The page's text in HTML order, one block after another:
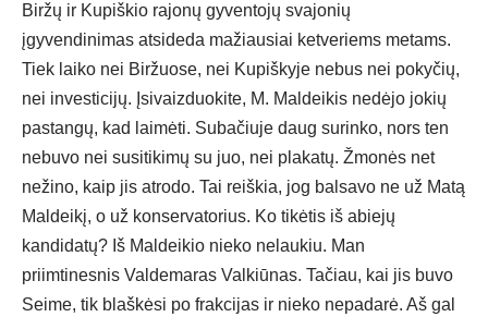
Biržų ir Kupiškio rajonų gyventojų svajonių
įgyvendinimas atsideda mažiausiai ketveriems metams.
Tiek laiko nei Biržuose, nei Kupiškyje nebus nei pokyčių,
nei investicijų. Įsivaizduokite, M. Maldeikis nedėjo jokių
pastangų, kad laimėti. Subačiuje daug surinko, nors ten
nebuvo nei susitikimų su juo, nei plakatų. Žmonės net
nežino, kaip jis atrodo. Tai reiškia, jog balsavo ne už Matą
Maldeikį, o už konservatorius. Ko tikėtis iš abiejų
kandidatų? Iš Maldeikio nieko nelaukiu. Man
priimtinesnis Valdemaras Valkiūnas. Tačiau, kai jis buvo
Seime, tik blaškėsi po frakcijas ir nieko nepadarė. Aš gal